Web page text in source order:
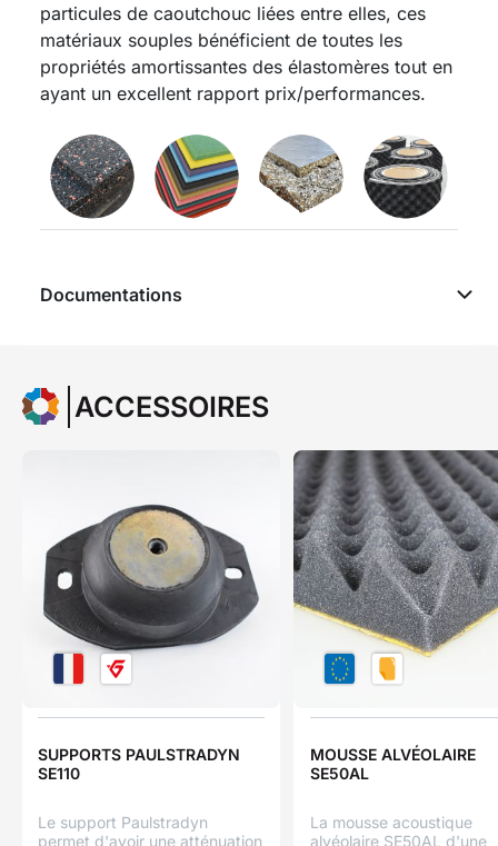
particules de caoutchouc liées entre elles, ces
matériaux souples bénéficient de toutes les
propriétés amortissantes des élastomères tout en
ayant un excellent rapport prix/performances.
Documentations
ACCESSOIRES
SUPPORTS PAULSTRADYN
SE110
Le support Paulstradyn
permet d'avoir une atténuation
MOUSSE ALVÉOLAIRE
SE50AL
La mousse acoustique
alvéolaire SE50AL d'une